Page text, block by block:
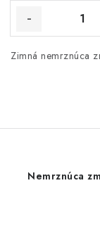
Zimná nemrznúca
Nemrznúca